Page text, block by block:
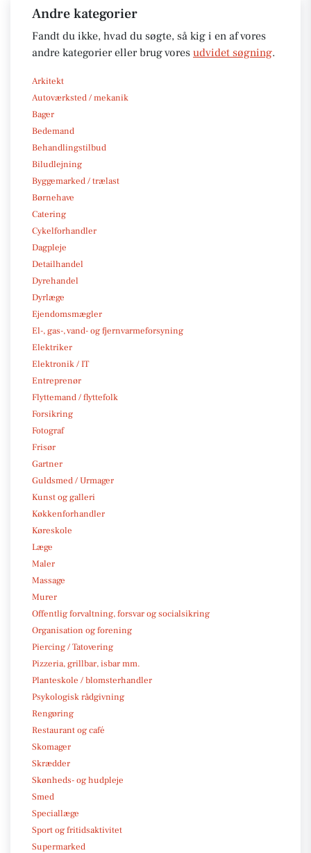
Andre kategorier
Fandt du ikke, hvad du søgte, så kig i en af vores
andre kategorier eller brug vores udvidet søgning.
Arkitekt
Autoværksted / mekanik
Bager
Bedemand
Behandlingstilbud
Biludlejning
Byggemarked / trælast
Børnehave
Catering
Cykelforhandler
Dagpleje
Detailhandel
Dyrehandel
Dyrlæge
Ejendomsmægler
El-, gas-, vand- og fjernvarmeforsyning
Elektriker
Elektronik / IT
Entreprenør
Flyttemand / flyttefolk
Forsikring
Fotograf
Frisør
Gartner
Guldsmed / Urmager
Kunst og galleri
Køkkenforhandler
Køreskole
Læge
Maler
Massage
Murer
Offentlig forvaltning, forsvar og socialsikring
Organisation og forening
Piercing / Tatovering
Pizzeria, grillbar, isbar mm.
Planteskole / blomsterhandler
Psykologisk rådgivning
Rengøring
Restaurant og café
Skomager
Skrædder
Skønheds- og hudpleje
Smed
Speciallæge
Sport og fritidsaktivitet
Supermarked